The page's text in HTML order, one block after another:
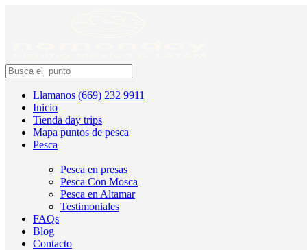
Llamanos (669) 232 9911
Inicio
Tienda day trips
Mapa puntos de pesca
Pesca
Pesca en presas
Pesca Con Mosca
Pesca en Altamar
Testimoniales
FAQs
Blog
Contacto